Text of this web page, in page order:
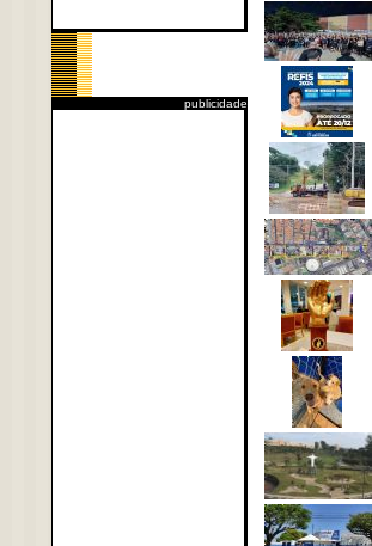
publicidade